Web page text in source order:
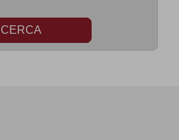
CERCA